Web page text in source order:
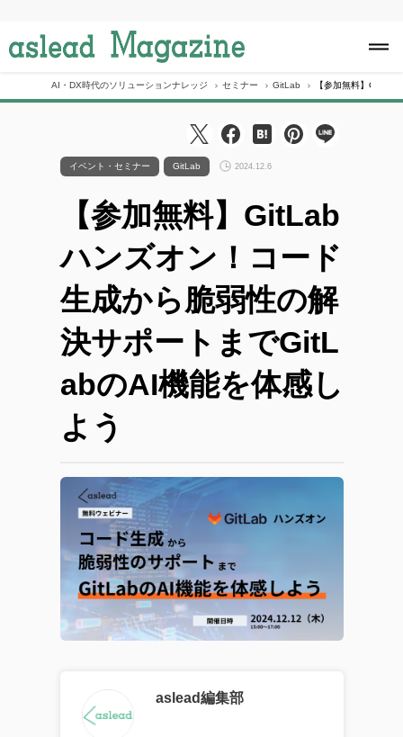
c
AI・DX時代のソリューションナレッジ セミナー GitLab 【参加無料】GitLab
イベント・セミナー GitLab 2024.12.6
【参加無料】GitLab
ハンズオン！コード
生成から脆弱性の解
決サポートまでGitL
abのAI機能を体感し
よう
aslead編集部